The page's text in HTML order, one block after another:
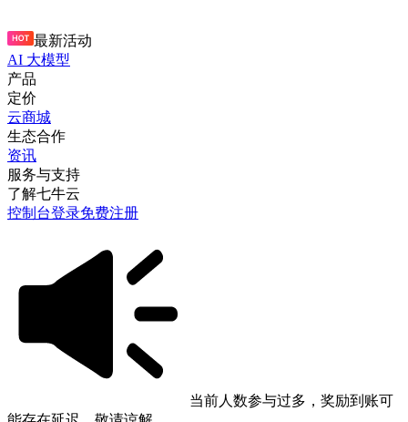
最新活动
AI 大模型
产品
定价
云商城
生态合作
资讯
服务与支持
了解七牛云
控制台登录免费注册
当前人数参与过多，奖励到账可